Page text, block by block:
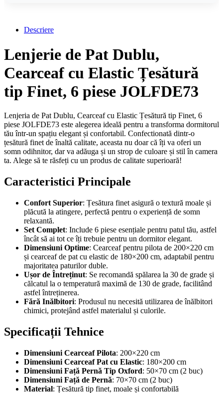
Descriere
Lenjerie de Pat Dublu,
Cearceaf cu Elastic Țesătură
tip Finet, 6 piese JOLFDE73
Lenjeria de Pat Dublu, Cearceaf cu Elastic Țesătură tip Finet, 6
piese JOLFDE73 este alegerea ideală pentru a transforma dormitorul
tău într-un spațiu elegant și confortabil. Confectionată dintr-o
țesătură finet de înaltă calitate, aceasta nu doar că îți va oferi un
somn odihnitor, dar va adăuga și un strop de culoare și stil în camera
ta. Alege să te răsfeți cu un produs de calitate superioară!
Caracteristici Principale
Confort Superior: Țesătura finet asigură o textură moale și
plăcută la atingere, perfectă pentru o experiență de somn
relaxantă.
Set Complet: Include 6 piese esențiale pentru patul tău, astfel
încât să ai tot ce îți trebuie pentru un dormitor elegant.
Dimensiuni Optime: Cearceaf pentru pilota de 200×220 cm
și cearceaf de pat cu elastic de 180×200 cm, adaptabil pentru
majoritatea paturilor duble.
Ușor de Întreținut: Se recomandă spălarea la 30 de grade și
călcatul la o temperatură maximă de 130 de grade, facilitând
astfel întreținerea.
Fără Inălbitori: Produsul nu necesită utilizarea de înălbitori
chimici, protejând astfel materialul și culorile.
Specificații Tehnice
Dimensiuni Cearceaf Pilota: 200×220 cm
Dimensiuni Cearceaf Pat cu Elastic: 180×200 cm
Dimensiuni Față Pernă Tip Oxford: 50×70 cm (2 buc)
Dimensiuni Față de Pernă: 70×70 cm (2 buc)
Material: Țesătură tip finet, moale și confortabilă